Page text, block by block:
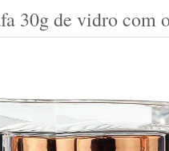
30g de vidro